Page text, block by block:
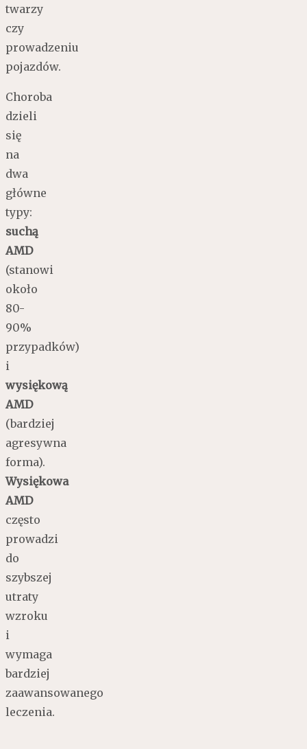
twarzy
czy
prowadzeniu
pojazdów.
Choroba
dzieli
się
na
dwa
główne
typy:
suchą
AMD
(stanowi
około
80-
90%
przypadków)
i
wysiękową
AMD
(bardziej
agresywna
forma).
Wysiękowa
AMD
często
prowadzi
do
szybszej
utraty
wzroku
i
wymaga
bardziej
zaawansowanego
leczenia.